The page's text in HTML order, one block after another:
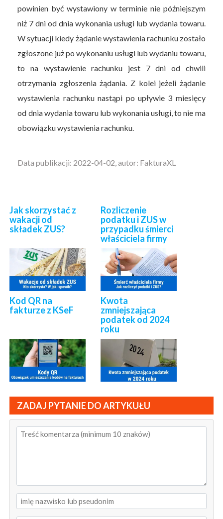
powinien być wystawiony w terminie nie późniejszym
niż 7 dni od dnia wykonania usługi lub wydania towaru.
W sytuacji kiedy żądanie wystawienia rachunku zostało
zgłoszone już po wykonaniu usługi lub wydaniu towaru,
to na wystawienie rachunku jest 7 dni od chwili
otrzymania zgłoszenia żądania. Z kolei jeżeli żądanie
wystawienia rachunku nastąpi po upływie 3 miesięcy
od dnia wydania towaru lub wykonania usługi, to nie ma
obowiązku wystawienia rachunku.
Data publikacji: 2022-04-02, autor: FakturaXL
Jak skorzystać z
wakacji od
składek ZUS?
Rozliczenie
podatku i ZUS w
przypadku śmierci
właściciela firmy
Kod QR na
fakturze z KSeF
Kwota
zmniejszająca
podatek od 2024
roku
ZADAJ PYTANIE DO ARTYKUŁU